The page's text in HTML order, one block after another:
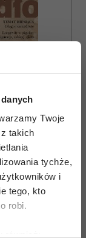
Twoje
takich
tychże,
i
tego, kto
robi.